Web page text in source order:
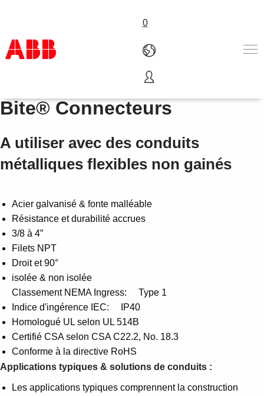
0
Produits & Services
Industries
A propos
Où acheter
Contactez-nous
Série 300 Steel City Tite
Bite® Connecteurs
A utiliser avec des conduits
métalliques flexibles non gainés
Acier galvanisé & fonte malléable
Résistance et durabilité accrues
3/8 à 4”
Filets NPT
Droit et 90°
isolée & non isolée
Classement NEMA Ingress: Type 1
Indice d'ingérence IEC: IP40
Homologué UL selon UL 514B
Certifié CSA selon CSA C22.2, No. 18.3
Conforme à la directive RoHS
Applications typiques & solutions de conduits :
Les applications typiques comprennent la construction